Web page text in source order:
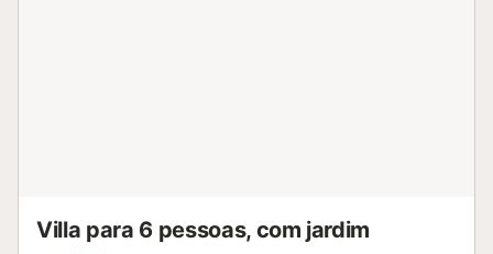
Villa para 6 pessoas, com jardim